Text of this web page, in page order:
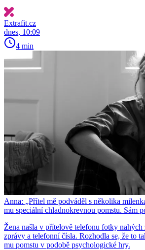
Extrafit.cz
dnes, 10:09
4 min
Anna: „Přítel mě podváděl s několika
mu speciální chladnokrevnou pomstu. Sám
Žena našla v přítelově telefonu fotky nahých
zprávy a telefonní čísla. Rozhodla se, že to
mu pomstu v podobě psychologické hry.